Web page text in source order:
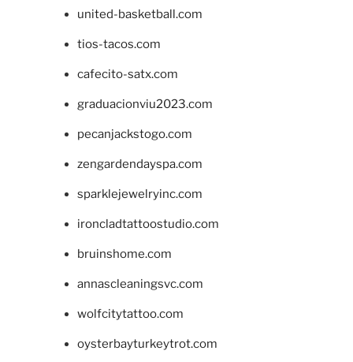
united-basketball.com
tios-tacos.com
cafecito-satx.com
graduacionviu2023.com
pecanjackstogo.com
zengardendayspa.com
sparklejewelryinc.com
ironcladtattoostudio.com
bruinshome.com
annascleaningsvc.com
wolfcitytattoo.com
oysterbayturkeytrot.com